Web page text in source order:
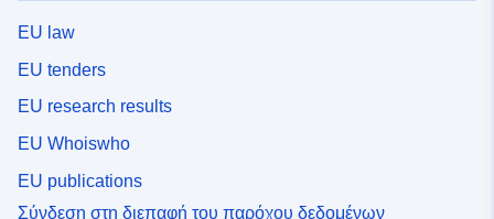
EU law
EU tenders
EU research results
EU Whoiswho
EU publications
Σύνδεση στη διεπαφή του παρόχου δεδομένων